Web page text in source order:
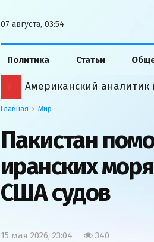
07 августа, 03:54
Политика Статьи
Главная Мир
Пакистан
иранских
США судов
15 мая 2026, 23:04 340